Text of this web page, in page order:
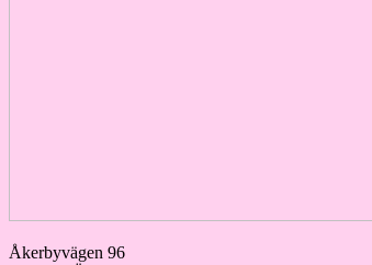
Åkerbyvägen 96